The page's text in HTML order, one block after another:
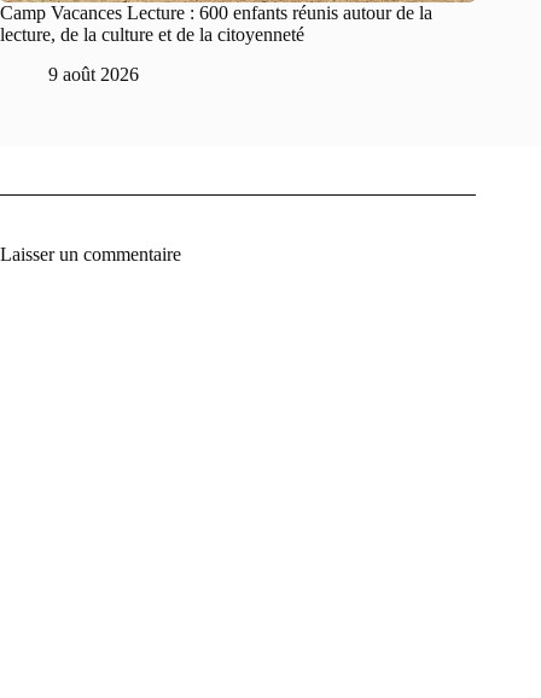
Camp Vacances Lecture : 600 enfants réunis autour de la
lecture, de la culture et de la citoyenneté
9 août 2026
Laisser un commentaire